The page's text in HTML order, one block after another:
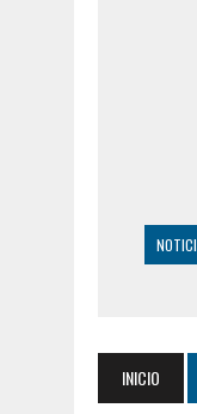
6
INICIO